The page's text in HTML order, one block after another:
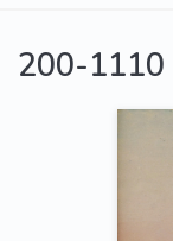
200-1110